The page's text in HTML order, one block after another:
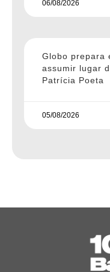
06/08/2026
Globo prepara
assumir lugar
Patrícia Poeta
05/08/2026